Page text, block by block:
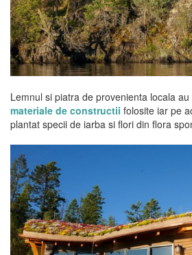
Lemnul si piatra de provenienta locala
materiale de constructii folosite iar pe
plantat specii de iarba si flori din flora